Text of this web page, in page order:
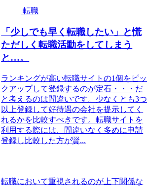
転職
「少しでも早く転職したい」と慌
ただしく転職活動をしてしまう
と…。
ランキングが高い転職サイトの1個をピッ
クアップして登録するのが定石・・・だ
と考えるのは間違いです。少なくとも3つ
以上登録して好待遇の会社を提示してく
れるかを比較すべきです。転職サイトを
利用する際には、間違いなく多めに申請
登録し比較した方が賢...
転職において重視されるのが上下関係な